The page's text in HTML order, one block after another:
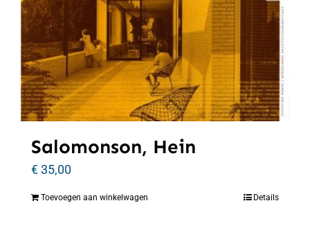
Salomonson, Hein
€35,00
Toevoegen aan winkelwagen Details